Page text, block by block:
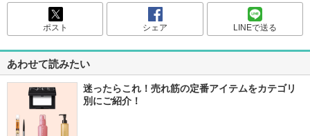
ポスト シェア LINEで送る
あわせて読みたい
迷ったらこれ！売れ筋の定番アイテムをカテゴリ
別にご紹介！